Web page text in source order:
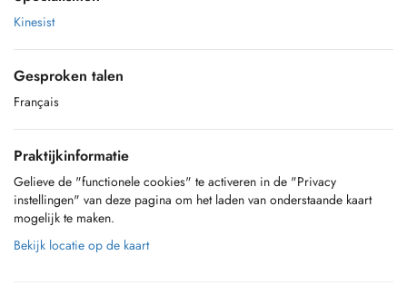
Kinesist
Gesproken talen
Français
Praktijkinformatie
Gelieve de "functionele cookies" te activeren in de "Privacy
instellingen" van deze pagina om het laden van onderstaande kaart
mogelijk te maken.
Bekijk locatie op de kaart